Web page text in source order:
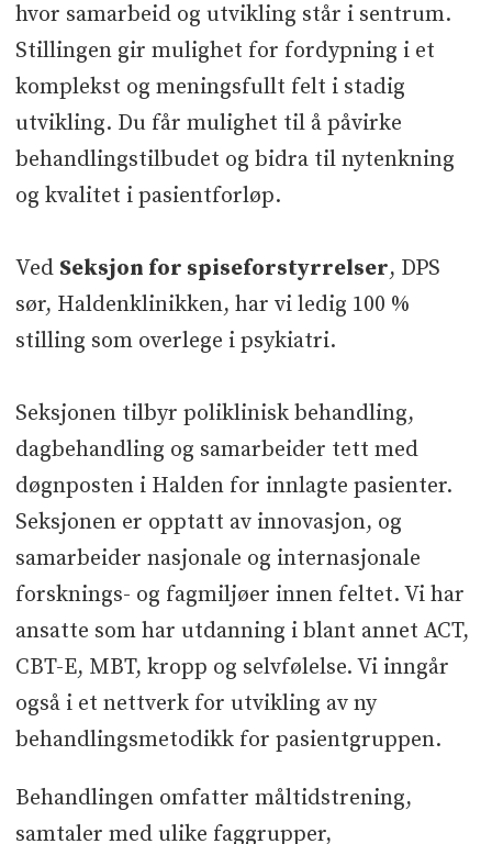
hvor samarbeid og utvikling står i sentrum.
Stillingen gir mulighet for fordypning i et
komplekst og meningsfullt felt i stadig
utvikling. Du får mulighet til å påvirke
behandlingstilbudet og bidra til nytenkning
og kvalitet i pasientforløp.
Ved Seksjon for spiseforstyrrelser, DPS
sør, Haldenklinikken, har vi ledig 100 %
stilling som overlege i psykiatri.
Seksjonen tilbyr poliklinisk behandling,
dagbehandling og samarbeider tett med
døgnposten i Halden for innlagte pasienter.
Seksjonen er opptatt av innovasjon, og
samarbeider nasjonale og internasjonale
forsknings- og fagmiljøer innen feltet. Vi har
ansatte som har utdanning i blant annet ACT,
CBT-E, MBT, kropp og selvfølelse. Vi inngår
også i et nettverk for utvikling av ny
behandlingsmetodikk for pasientgruppen.
Behandlingen omfatter måltidstrening,
samtaler med ulike faggrupper,